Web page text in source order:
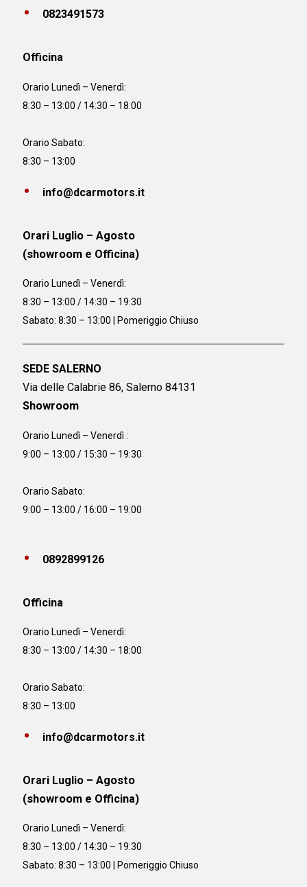
0823491573
Officina
Orario Lunedì – Venerdì:
8:30 – 13:00 / 14:30 – 18:00
Orario Sabato:
8:30 – 13:00
info@dcarmotors.it
Orari Luglio – Agosto
(showroom e Officina)
Orario Lunedì – Venerdì:
8:30 – 13:00 / 14:30 – 19:30
Sabato: 8:30 – 13:00 | Pomeriggio Chiuso
SEDE SALERNO
Via delle Calabrie 86, Salerno 84131
Showroom
Orario Lunedì – Venerdì :
9:00 – 13:00 / 15:30 – 19:30
Orario Sabato:
9:00 – 13:00 / 16:00 – 19:00
0892899126
Officina
Orario Lunedì – Venerdì:
8:30 – 13:00 / 14:30 – 18:00
Orario Sabato:
8:30 – 13:00
info@dcarmotors.it
Orari Luglio – Agosto
(showroom e Officina)
Orario Lunedì – Venerdì:
8:30 – 13:00 / 14:30 – 19:30
Sabato: 8:30 – 13:00 | Pomeriggio Chiuso